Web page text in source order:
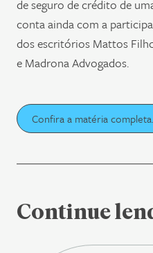
de seguro de crédito de
conta ainda com a
dos escritórios Mattos
e Madrona Advogados.
Confira a matéria completa.
Continue